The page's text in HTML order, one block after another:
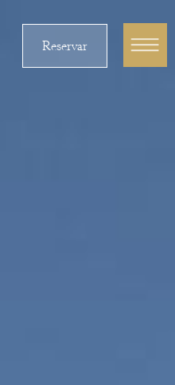
Reservar